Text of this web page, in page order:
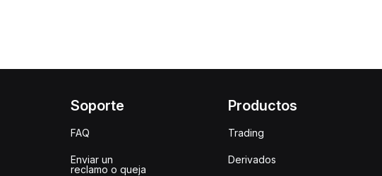
Soporte
FAQ
Enviar un
reclamo o queja
Productos
Trading
Derivados